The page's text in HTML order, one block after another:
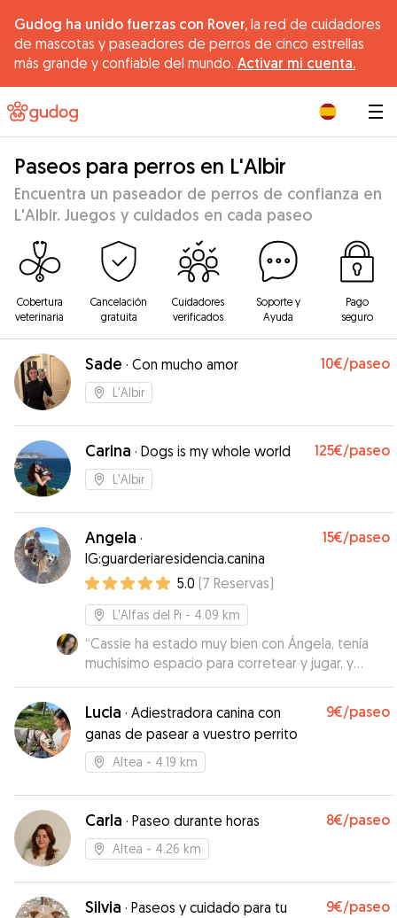
Gudog ha unido fuerzas con Rover, la red de cuidadores
de mascotas y paseadores de perros de cinco estrellas
más grande y confiable del mundo. Activar mi cuenta.
Paseos para perros en L'Albir
Encuentra un paseador de perros de confianza en
L'Albir. Juegos y cuidados en cada paseo
Cobertura
veterinaria
Cancelación
gratuita
Cuidadores
verificados
Soporte y
Ayuda
Pago
seguro
Sade · Con mucho amor 10€/paseo
L'Albir
Carina · Dogs is my whole world 125€/paseo
L'Albir
Angela ·
IG:guarderiaresidencia.canina
15€/paseo
5.0 (7 Reservas)
L'Alfas del Pi - 4.09 km
“Cassie ha estado muy bien con Ángela, tenía
muchísimo espacio para corretear y jugar, y
Ángela me ha ido mandando fotos y vídeos
todo el tiempo🥰
Lucia · Adiestradora canina con
ganas de pasear a vuestro perrito
9€/paseo
Altea - 4.19 km
Carla · Paseo durante horas 8€/paseo
Altea - 4.26 km
Silvia · Paseos y cuidado para tu
9€/paseo